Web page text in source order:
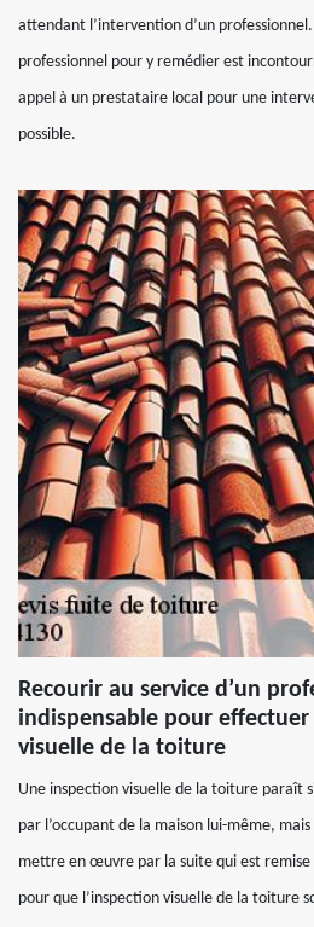
attendant l’intervention d’un
professionnel pour y remédier est
appel à un prestataire local pour une
possible.
Recourir au service d’un
indispensable pour
visuelle de la toiture
Une inspection visuelle de la toiture paraît
par l’occupant de la maison lui-même,
mettre en œuvre par la suite qui est remise
pour que l’inspection visuelle de la toiture